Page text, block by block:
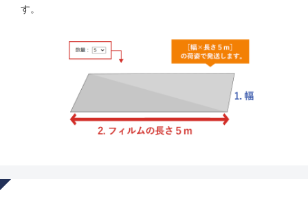
す。